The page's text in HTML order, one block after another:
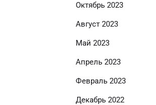
Октябрь 2023
Август 2023
Май 2023
Апрель 2023
Февраль 2023
Декабрь 2022